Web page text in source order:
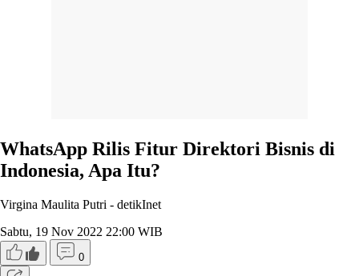
WhatsApp Rilis Fitur Direktori Bisnis di
Indonesia, Apa Itu?
Virgina Maulita Putri - detikInet
Sabtu, 19 Nov 2022 22:00 WIB
0